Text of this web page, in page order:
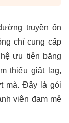
truyền ổn
chỉ cung cấp
ưu tiên băng
thiểu giật lag,
mà. Đây là gói
viên đam mê